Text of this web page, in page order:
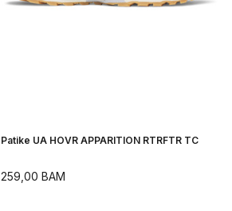
Patike UA HOVR APPARITION RTRFTR TC
259,00 BAM